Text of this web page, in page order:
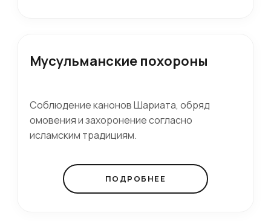
Мусульманские похороны
Соблюдение канонов Шариата, обряд
омовения и захоронение согласно
исламским традициям.
ПОДРОБНЕЕ